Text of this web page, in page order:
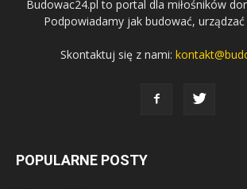
Budowac24.pl to portal dla miłośników
Podpowiadamy jak budować,
Skontaktuj się z nami:
POPULARNE POSTY